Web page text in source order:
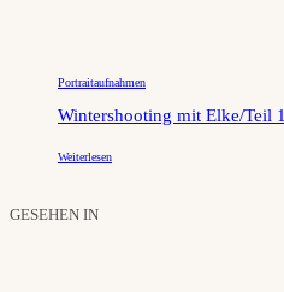
Portraitaufnahmen
Wintershooting mit Elke/Teil 1
Weiterlesen
GESEHEN IN